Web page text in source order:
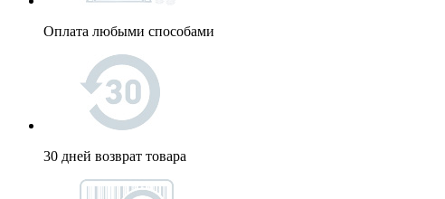
Оплата любыми способами
30 дней возврат товара